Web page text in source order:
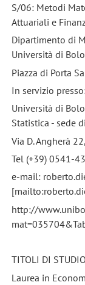
S/06: Metodi
Attuariali e
Dipartimento di
Università di
Piazza di Porta
In servizio
Università di
Statistica - sede
Via D. Angherà
Tel (+39) 0541-
e-mail:
http://
TITOLI DI
Laurea in